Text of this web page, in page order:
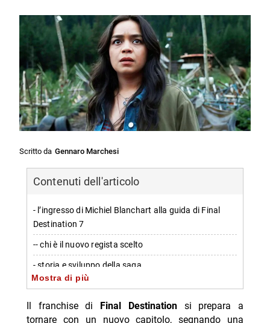
Scritto da Gennaro Marchesi
Contenuti dell'articolo
- l’ingresso di Michiel Blanchart alla guida di Final
Destination 7
-- chi è il nuovo regista scelto
- storia e sviluppo della saga
-- il percorso dei registi nella serie
- cast e produzione del nuovo capitolo
Mostra di più
Il franchise di Final Destinationsi prepara a
tornare con un nuovo capitolo, segnando una